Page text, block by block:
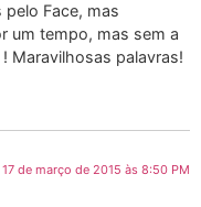
pelo Face, mas
um tempo, mas sem a
Maravilhosas palavras!
17 de março de 2015 às 8:50 PM